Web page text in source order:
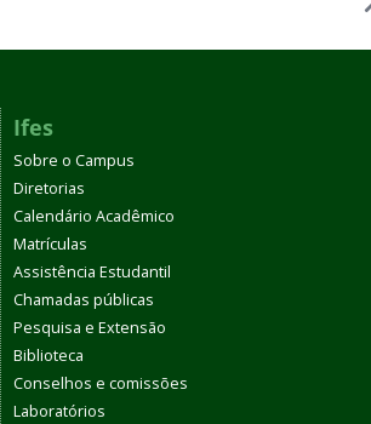
Ifes
Sobre o Campus
Diretorias
Calendário Acadêmico
Matrículas
Assistência Estudantil
Chamadas públicas
Pesquisa e Extensão
Biblioteca
Conselhos e comissões
Laboratórios